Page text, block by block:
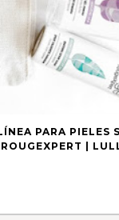
PARA PIELES
ROUGEXPERT |